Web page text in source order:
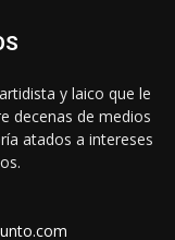
y laico que le
decenas de medios
atados a intereses